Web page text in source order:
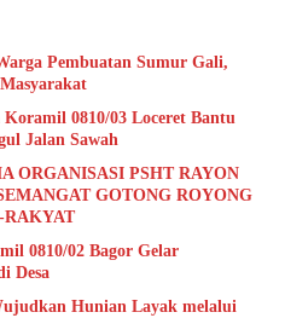
Pembuatan Sumur Gali,
0810/03 Loceret Bantu
Jalan Sawah
ORGANISASI PSHT RAYON
GOTONG ROYONG
RAKYAT
0810/02 Bagor Gelar
Desa
Hunian Layak melalui